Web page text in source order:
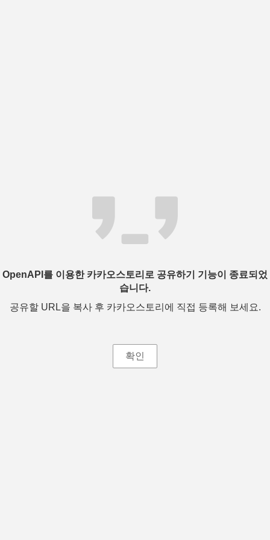
OpenAPI를 이용한 카카오스토리로 공유하기 기능이 종료되었
습니다.
공유할 URL을 복사 후 카카오스토리에 직접 등록해 보세요.
확인